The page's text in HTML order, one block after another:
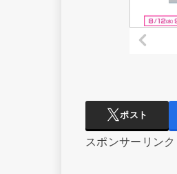
ポスト
スポンサーリンク